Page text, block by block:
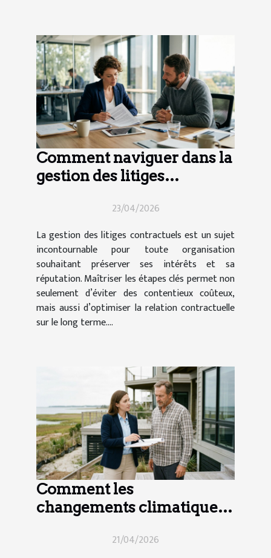
Comment naviguer dans la
gestion des litiges
23/04/2026
La gestion des litiges contractuels est un sujet
incontournable pour toute organisation
souhaitant préserver ses intérêts et sa
réputation. Maîtriser les étapes clés permet non
seulement d’éviter des contentieux coûteux,
mais aussi d’optimiser la relation contractuelle
sur le long terme....
Comment les
changements climatiques
immobilier ?21/04/2026